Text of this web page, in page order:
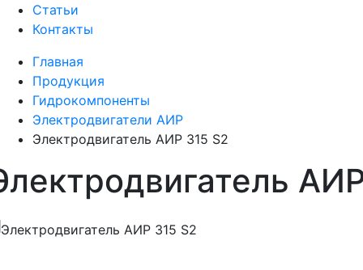
Статьи
Контакты
Главная
Продукция
Гидрокомпоненты
Электродвигатели АИР
Электродвигатель АИР 315 S2